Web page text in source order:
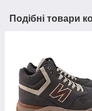
Подібні товари